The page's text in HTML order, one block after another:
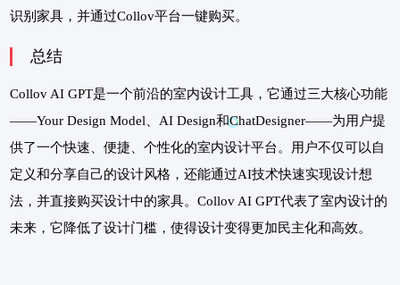
识别家具，并通过Collov平台一键购买。
总结
Collov AI GPT是一个前沿的室内设计工具，它通过三大核心功能
——Your Design Model、AI Design和ChatDesigner——为用户提
供了一个快速、便捷、个性化的室内设计平台。用户不仅可以自
定义和分享自己的设计风格，还能通过AI技术快速实现设计想
法，并直接购买设计中的家具。Collov AI GPT代表了室内设计的
未来，它降低了设计门槛，使得设计变得更加民主化和高效。